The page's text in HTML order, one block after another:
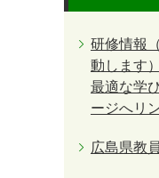
研修情報
動します
最適な学
ージへリ
広島県教